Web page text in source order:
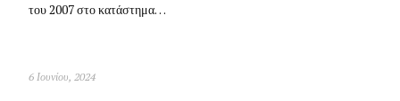
του 2007 στο κατάστημα…
6 Ιουνίου, 2024